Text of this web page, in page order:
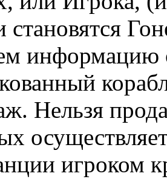
становятся
информацию
Нельзя
игроком